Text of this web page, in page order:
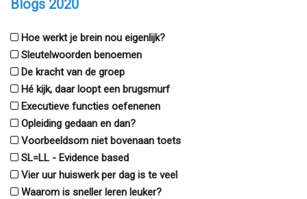
Blogs 2020
Hoe werkt je brein nou eigenlijk?
Sleutelwoorden benoemen
De kracht van de groep
Hé kijk, daar loopt een brugsmurf
Executieve functies oefenenen
Opleiding gedaan en dan?
Voorbeeldsom niet bovenaan toets
SL=LL - Evidence based
Vier uur huiswerk per dag is te veel
Waarom is sneller leren leuker?